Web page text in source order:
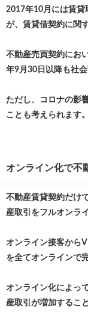
2017年10月には賃貸
が、賃貸借契約に関
不動産売買契約にお
年9月30日以降も社
ただし、コロナの影
ことも考えられます。
オンライン化で不
不動産賃貸契約だけ
産取引をフルオンラ
オンライン接客から
を全てオンラインで
オンライン化によっ
産取引が増加するこ